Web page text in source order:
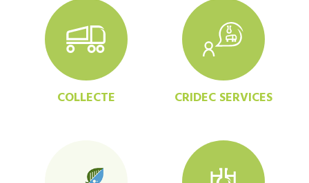
COLLECTE CRIDEC SERVICES